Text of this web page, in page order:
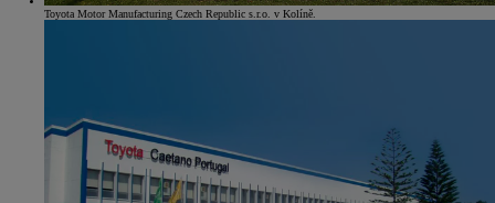
Toyota Motor Manufacturing Czech Republic s.r.o. v Kolíně.